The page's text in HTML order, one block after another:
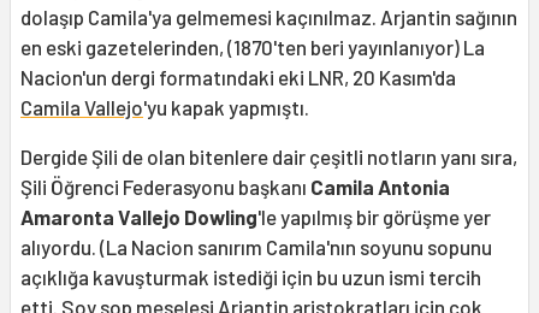
dolaşıp Camila'ya gelmemesi kaçınılmaz. Arjantin sağının
en eski gazetelerinden, (1870'ten beri yayınlanıyor) La
Nacion'un dergi formatındaki eki LNR, 20 Kasım'da
Camila Vallejo'yu kapak yapmıştı.
Dergide Şili de olan bitenlere dair çeşitli notların yanı sıra,
Şili Öğrenci Federasyonu başkanı Camila Antonia
Amaronta Vallejo Dowling'le yapılmış bir görüşme yer
alıyordu. (La Nacion sanırım Camila'nın soyunu sopunu
açıklığa kavuşturmak istediği için bu uzun ismi tercih
etti. Soy sop meselesi Arjantin aristokratları için çok